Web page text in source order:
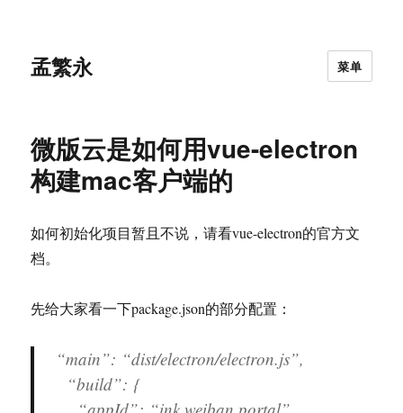
孟繁永 菜单
微版云是如何用vue-electron
构建mac客户端的
如何初始化项目暂且不说，请看vue-electron的官方文
档。
先给大家看一下package.json的部分配置：
“main”: “dist/electron/electron.js”,
“build”: {